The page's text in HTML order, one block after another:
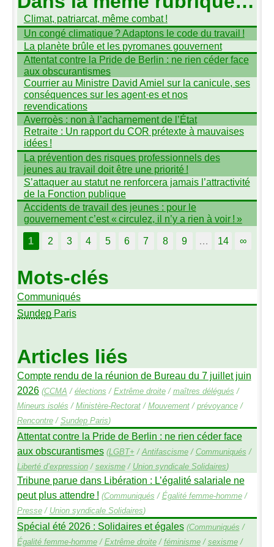
Climat, patriarcat, même combat !
Un congé climatique ? Adaptons le code du travail !
La planète brûle et les pyromanes gouvernent
Attentat contre la Pride de Berlin : ne rien céder face
aux obscurantismes
Courrier au Ministre David Amiel sur la canicule, ses
conséquences sur les agent·es et nos
revendications
Averroès : non à l’acharnement de l’État
Retraite : Un rapport du COR prétexte à mauvaises
idées !
La prévention des risques professionnels des
jeunes au travail doit être une priorité !
S’attaquer au statut ne renforcera jamais l’attractivité
de la Fonction publique
Accidents de travail des jeunes : pour le
gouvernement c’est « circulez, il n’y a rien à voir ! »
1 2 3 4 5 6 7 8 9 … 14 ∞
Mots-clés
Communiqués
SundepParis
Articles liés
Compte rendu de la réunion de Bureau du 7 juillet juin
2026 (CCMA / élections / Extrême droite/ maîtres délégués /
Mineurs isolés / Ministère-Rectorat/ Mouvement/ prévoyance/
Rencontre/ SundepParis)
Attentat contre la Pride de Berlin : ne rien céder face
aux obscurantismes (LGBT+ /Antifascisme/ Communiqués /
Liberté d’expression/ sexisme/ Union syndicale Solidaires)
Tribune parue dans Libération : L’égalité salariale ne
peut plus attendre ! (Communiqués / Égalité femme-homme/
Presse/ Union syndicale Solidaires)
Spécial été 2026 : Solidaires et égales (Communiqués /
Égalité femme-homme/ Extrême droite/ féminisme/ sexisme/